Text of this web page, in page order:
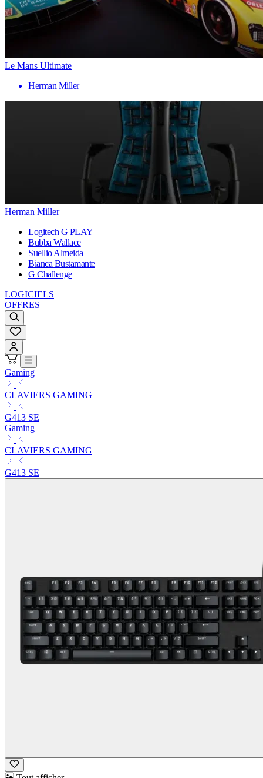
Le Mans Ultimate
Herman Miller
Herman Miller
Logitech G PLAY
Bubba Wallace
Suellio Almeida
Bianca Bustamante
G Challenge
LOGICIELS
OFFRES
Gaming
CLAVIERS GAMING
G413 SE
Gaming
CLAVIERS GAMING
G413 SE